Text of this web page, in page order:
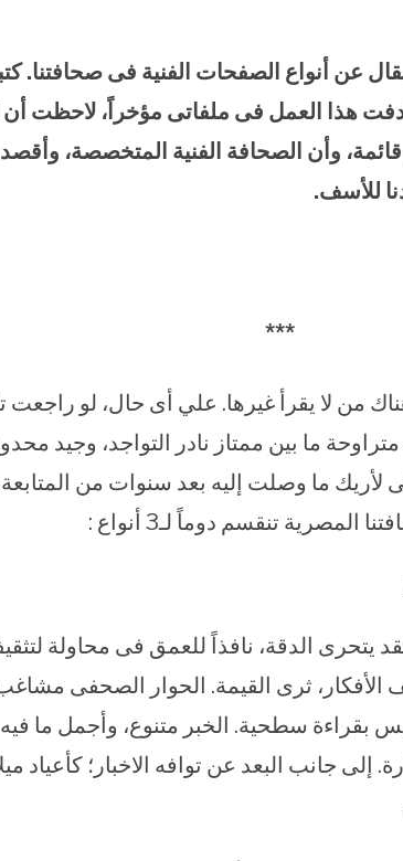
مقال عن أنواع الصفحات الفنية فى
هذا العمل فى ملفاتى مؤخراً، لاحظت أن
وأن الصحافة الفنية المتخصصة،
للأسف.
***
من لا يقرأ غيرها. علي أى حال، لو
ما بين ممتاز نادر التواجد، وجيد
لأريك ما وصلت إليه بعد سنوات من
تنقسم دوماً لـ3 أنواع :
يتحرى الدقة، نافذاً للعمق فى محاولة
ثرى القيمة. الحوار الصحفى
بقراءة سطحية. الخبر متنوع، وأجمل ما
إلى جانب البعد عن توافه الاخبار؛ كأعياد